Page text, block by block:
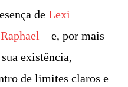
de Lexi
– e, por mais
existência,
de limites claros e